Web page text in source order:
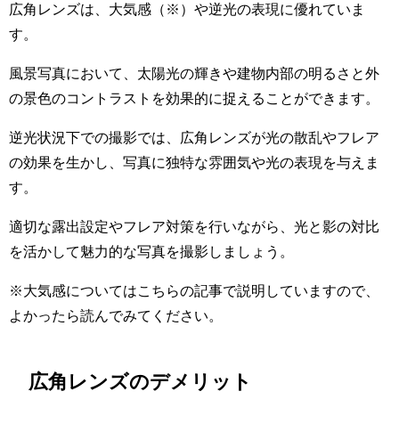
広角レンズは、大気感（※）や逆光の表現に優れていま
す。
風景写真において、太陽光の輝きや建物内部の明るさと外
の景色のコントラストを効果的に捉えることができます。
逆光状況下での撮影では、広角レンズが光の散乱やフレア
の効果を生かし、写真に独特な雰囲気や光の表現を与えま
す。
適切な露出設定やフレア対策を行いながら、光と影の対比
を活かして魅力的な写真を撮影しましょう。
※大気感についてはこちらの記事で説明していますので、
よかったら読んでみてください。
広角レンズのデメリット